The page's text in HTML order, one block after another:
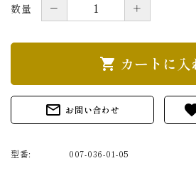
数量 － ＋
shopping_cart カートに入
mail_outline お問い合わせ
型番: 007-036-01-05